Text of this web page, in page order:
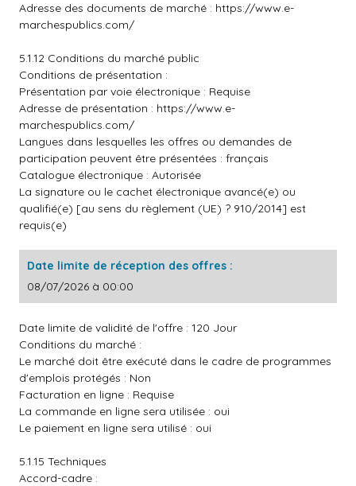
Adresse des documents de marché : https://www.e-
marchespublics.com/
5.1.12 Conditions du marché public
Conditions de présentation :
Présentation par voie électronique : Requise
Adresse de présentation : https://www.e-
marchespublics.com/
Langues dans lesquelles les offres ou demandes de
participation peuvent être présentées : français
Catalogue électronique : Autorisée
La signature ou le cachet électronique avancé(e) ou
qualifié(e) [au sens du règlement (UE) ? 910/2014] est
requis(e)
Date limite de réception des offres :
08/07/2026 à 00:00
Date limite de validité de l'offre : 120 Jour
Conditions du marché :
Le marché doit être exécuté dans le cadre de programmes
d'emplois protégés : Non
Facturation en ligne : Requise
La commande en ligne sera utilisée : oui
Le paiement en ligne sera utilisé : oui
5.1.15 Techniques
Accord-cadre :